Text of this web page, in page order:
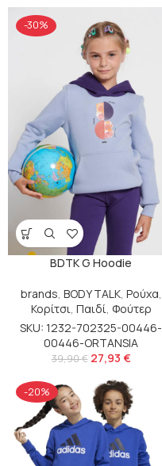
BDTK G Hoodie
brands, BODY TALK, Ρούχα,
Κορίτσι, Παιδί, Φούτερ
SKU: 1232-702325-00446-
00446-ORTANSIA
39,90€ 27,93 €
-30%
-20%